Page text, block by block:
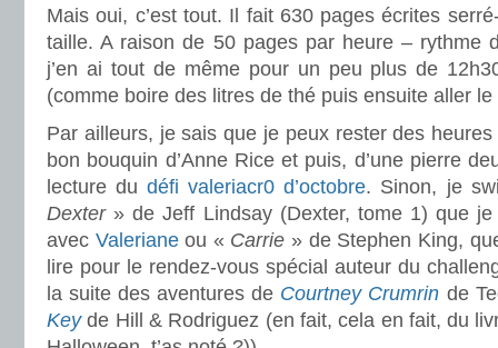
Mais oui, c’est tout. Il fait 630 pages écrites
taille. A raison de 50 pages par heure – rythme
j’en ai tout de même pour un peu plus de
(comme boire des litres de thé puis ensuite aller le
Par ailleurs, je sais que je peux rester des
bon bouquin d’Anne Rice et puis, d’une pierre
lecture dudéfi valeriacr0 d’octobre. Sinon, je
Dexter » de Jeff Lindsay (Dexter, tome 1) que
avec Valerianeou « Carrie » de Stephen King,
lire pour le rendez-vous spécial auteur du
la suite des aventures de Courtney Crumrin de
Key de Hill & Rodriguez (en fait, cela en fait, du